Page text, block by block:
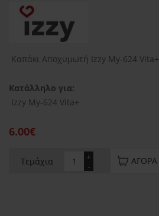
Καπάκι Αποχυμωτή Izzy My-624 Vita+
Κατάλληλο για:
Ιzzy My-624 Vita+
6.00€
Τεμάχια -
+ ΑΓΟΡΆ